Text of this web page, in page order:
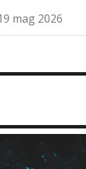
mag 2026